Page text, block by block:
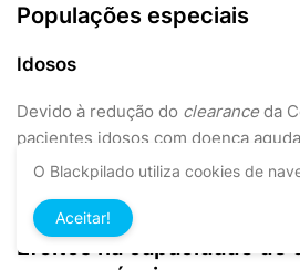
Populações especiais
Idosos
Devido à redução do clearanceda
pacientes idosos com doença
Ceftazidima não deve,
Efeitos na capacidade de
O Blackpilado utiliza cookies de
Aceitar!